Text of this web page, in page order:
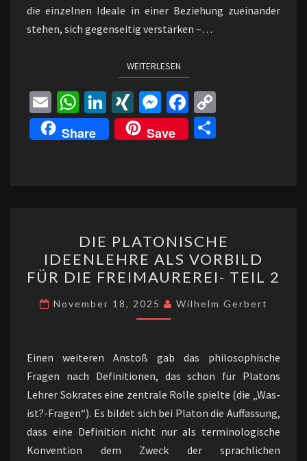
die einzelnen Ideale in einer Beziehung zueinander
stehen, sich gegenseitig verstärken –…
WEITERLESENWEITERLESEN
E
m
ai
W
h
at
Li
n
ke
XI
N
G
M
es
se
Fa
ce
b
k
Share Save
PLATONISCHE
IDEENLEHRE
ALS
VORBILD
FÜR
FREIMAUREREI-
TEIL
2
DIE PLATONISCHE
IDEENLEHRE ALS VORBILD
FÜR DIE FREIMAUREREI- TEIL 2
November 18, 2025 Wilhelm Gerbert
Einen weiteren Anstoß gab das philosophische
Fragen nach Definitionen, das schon für Platons
Lehrer Sokrates eine zentrale Rolle spielte (die „Was-
ist?-Fragen“). Es bildet sich bei Platon die Auffassung,
dass eine Definition nicht nur als terminologische
Konvention dem Zweck der sprachlichen